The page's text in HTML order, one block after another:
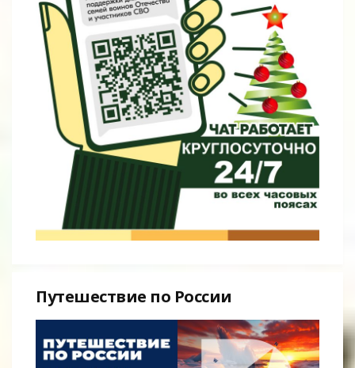
Путешествие по России